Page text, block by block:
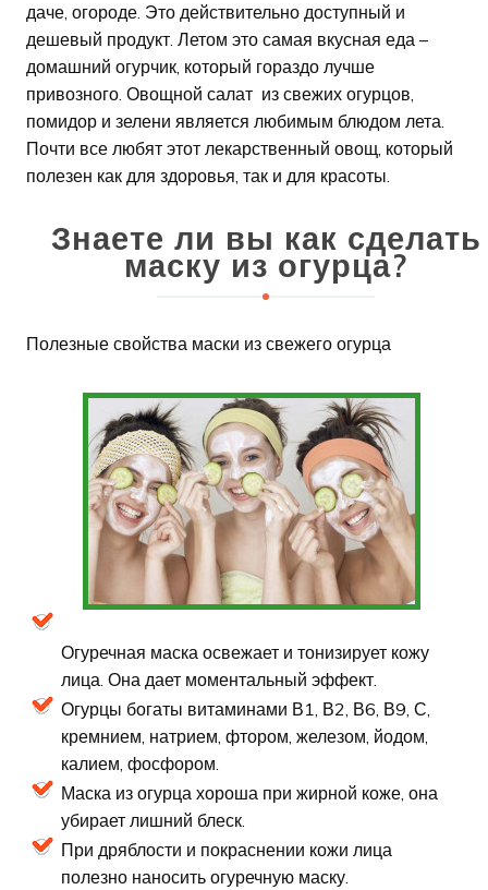
даче, огороде. Это действительно доступный и
дешевый продукт. Летом это самая вкусная еда –
домашний огурчик, который гораздо лучше
привозного. Овощной салат из свежих огурцов,
помидор и зелени является любимым блюдом лета.
Почти все любят этот лекарственный овощ, который
полезен как для здоровья, так и для красоты.
Знаете ли вы как сделать
маску из огурца?
Полезные свойства маски из свежего огурца
Огуречная маска освежает и тонизирует кожу
лица. Она дает моментальный эффект.
Огурцы богаты витаминами В1, В2, В6, В9, С,
кремнием, натрием, фтором, железом, йодом,
калием, фосфором.
Маска из огурца хороша при жирной коже, она
убирает лишний блеск.
При дряблости и покраснении кожи лица
полезно наносить огуречную маску.